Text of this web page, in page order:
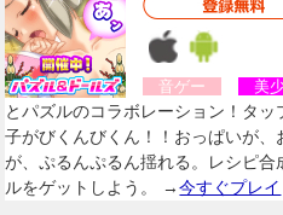
音ゲー 美
とパズルのコラボレーション！タッ
子がびくんびくん！！おっぱいが、
が、ぷるんぷるん揺れる。レシピ合
ルをゲットしよう。 →今すぐプレイ